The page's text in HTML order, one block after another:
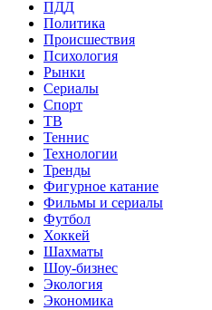
ПДД
Политика
Происшествия
Психология
Рынки
Сериалы
Спорт
ТВ
Теннис
Технологии
Тренды
Фигурное катание
Фильмы и сериалы
Футбол
Хоккей
Шахматы
Шоу-бизнес
Экология
Экономика